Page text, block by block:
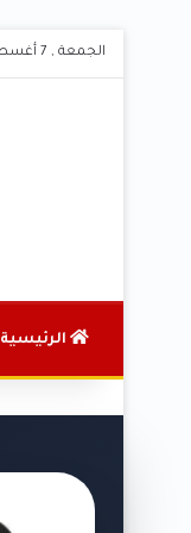
الجمعة , 7 أغسطس 2026
الرئيسية